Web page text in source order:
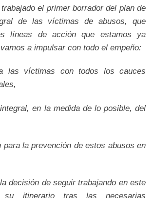
el primer borrador del plan de
de las víctimas de abusos, que
líneas de acción que estamos ya
a impulsar con todo el empeño:
las víctimas con todos los cauces
en la medida de lo posible, del
la prevención de estos abusos en
decisión de seguir trabajando en este
su itinerario tras las necesarias